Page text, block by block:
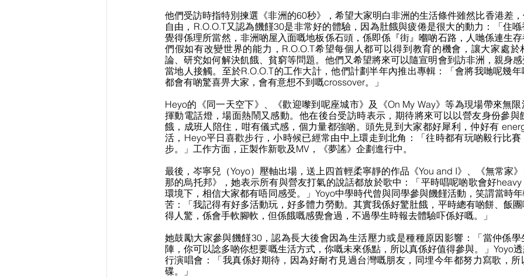
他們受訪時指特別揀選《非洲的60秒》，希望大家明白非洲的生活條件雖然比香港差
自由，R.O.O.T又認為饑饉30是非常好的體驗，因為肚餓與疲倦是很大的動力：「住
覺得係理所當然，非洲啲屋入面嘅地板係石頭，係即係『街』嗰啲石路，人哋係連生
們假如有改變世界的能力，R.O.O.T希望每個人都可以得到教育的機會，讓大家處於
論、研究如何解決飢餓、貧窮等問題。他們又希望將來可以隨宣明會到訪非洲，親身
當地人接觸。至於R.O.O.T的工作大計，他們計劃半年內推出專輯：「會將我哋呢幾
都會有啲驚喜畀大家，會有意想不到嘅crossover。」
Heyo的《同一天空下》、《歡迎嚟到呢座城市》及《On My Way》等為現場帶來無
揮動電話燈，場面熱鬧又感動。他在後台受訪時表示，期待將來可以以營友身份參與
餓，成班人陪住，咁有儀式感，個力量都強啲。頭先見到大家都好犀利，仲好有
活，Heyo平日喜歡步行，小時候已經常由中上環走到北角：「往時都有玩啲毅行比
步。」工作方面，正製作新歌及MV，《夢謠》企劃進行中。
最後，岑寧兒（Yoyo）壓軸出場，送上四首輕柔寧靜的作品《You and I》、《無常家
那的烏托邦》，她表示所有與營友打氣的說話都放於歌中：「平時唱呢啲歌會好
環境下，相信大家都有唔同感受。」Yoyo中學時代曾與同學參與饑饉活動，笑謂當時
苦：「我記得有好多活動玩，好多體力勞動。其實我係好驚肚餓，平時總有啲餅、飯
得人驚，係會手軟腳軟，但係餓嘅感覺會過，不過學生時報去體驗吓係好嘅。」
她鼓勵大家參與饑饉30，認為長大後會因為生活壓力或是種種原因影響：「當仲係
陣，你可以諗多啲你想要嘅生活方式，你嘅未來係點，所以真係好值得參與。」Yoyo
行演唱會：「我真係好期待，因為好耐冇見過台灣嘅朋友，同埋今年都努力寫歌，
碟。」